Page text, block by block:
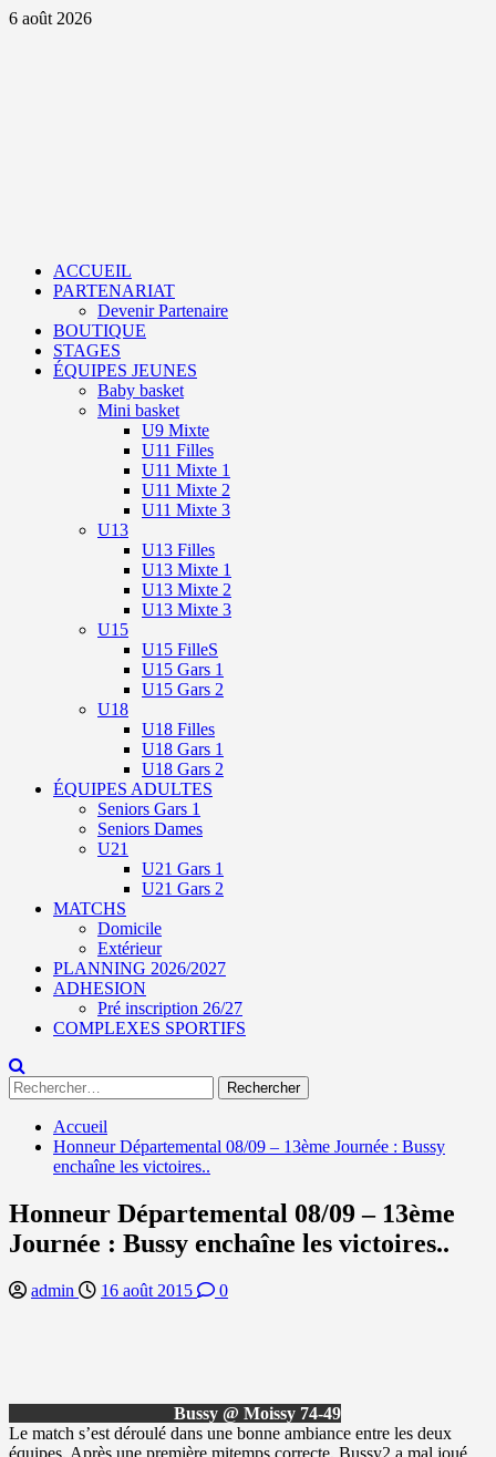
Aller
6 août 2026
ACCUEIL
PARTENARIAT
Devenir Partenaire
BOUTIQUE
STAGES
ÉQUIPES JEUNES
Baby basket
Mini basket
U9 Mixte
U11 Filles
U11 Mixte 1
U11 Mixte 2
U11 Mixte 3
U13
U13 Filles
U13 Mixte 1
U13 Mixte 2
U13 Mixte 3
U15
U15 FilleS
U15 Gars 1
U15 Gars 2
U18
U18 Filles
U18 Gars 1
U18 Gars 2
ÉQUIPES ADULTES
Seniors Gars 1
Seniors Dames
U21
U21 Gars 1
U21 Gars 2
MATCHS
Domicile
Extérieur
PLANNING 2026/2027
ADHESION
Pré inscription 26/27
COMPLEXES SPORTIFS
Rechercher :
Accueil
Honneur Départemental 08/09 – 13ème Journée : Bussy
enchaîne les victoires..
Honneur Départemental 08/09 – 13ème
Journée : Bussy enchaîne les victoires..
admin 16 août 2015 0
Bussy @ Moissy 74-49
Le match s’est déroulé dans une bonne ambiance entre les deux
équipes. Après une première mitemps correcte, Bussy2 a mal joué